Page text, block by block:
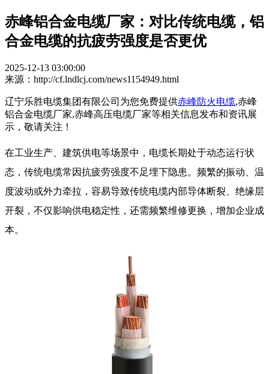
赤峰铝合金电缆厂家：对比传统电缆，铝
合金电缆的抗疲劳强度是否更优
2025-12-13 03:00:00
来源：http://cf.lndlcj.com/news1154949.html
辽宁乐胜电缆集团有限公司为您免费提供赤峰防火电缆,赤峰
铝合金电缆厂家,赤峰高压电缆厂家等相关信息发布和资讯展
示，敬请关注！
在工业生产、建筑供电等场景中，电缆长期处于动态运行状
态，传统电缆常因抗疲劳强度不足埋下隐患。频繁的振动、温
度波动或外力牵拉，容易导致传统电缆内部导体断裂、绝缘层
开裂，不仅影响供电稳定性，还需频繁维修更换，增加企业成
本。